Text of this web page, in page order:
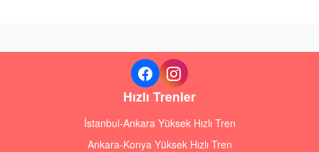
Hızlı Trenler
İstanbul-Ankara Yüksek Hızlı Tren
Ankara-Konya Yüksek Hızlı Tren